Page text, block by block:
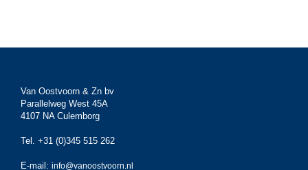
Van Oostvoorn & Zn bv
Parallelweg West 45A
4107 NA Culemborg
Tel. +31 (0)345 515 262
E-mail: info@vanoostvoorn.nl